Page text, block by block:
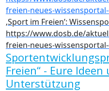
‚Sport im Freien’:
https://www.dosb.de/
freien-neues-
Freien“ - Eure
Unterstützung